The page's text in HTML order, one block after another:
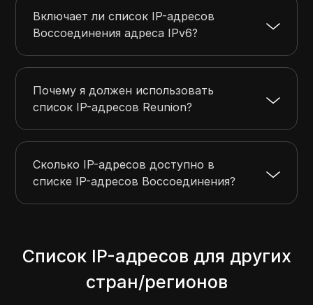
Включает ли список IP-адресов
Воссоединения адреса IPv6?
Почему я должен использовать
список IP-адресов Reunion?
Сколько IP-адресов доступно в
списке IP-адресов Воссоединения?
Список IP-адресов для других
стран/регионов